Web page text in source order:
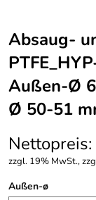
Absaug-
Außen-Ø
Ø 50-51
zzgl. 19% MwSt.,
Außen-ø